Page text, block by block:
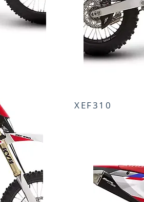
XEF310